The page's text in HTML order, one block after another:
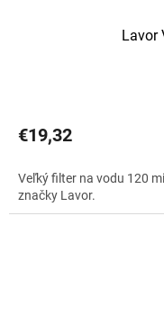
Lavor
produktu
je
z
5
hviezdičiek.
€19,32
Veľký filter na vodu 120
značky Lavor.